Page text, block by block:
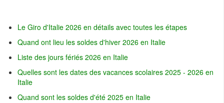
Le Giro d'Italie 2026 en détails avec toutes les étapes
Quand ont lieu les soldes d'hiver 2026 en Italie
Liste des jours fériés 2026 en Italie
Quelles sont les dates des vacances scolaires 2025 - 2026 en
Italie
Quand sont les soldes d'été 2025 en Italie